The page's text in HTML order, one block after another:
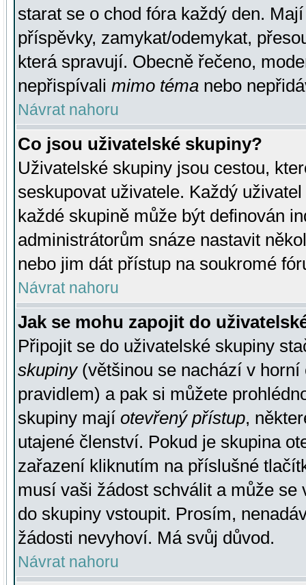
starat se o chod fóra každý den.
příspěvky, zamykat/odemykat,
která spravují. Obecně řečeno,
nepřispívali mimo téma nebo
Návrat nahoru
Co jsou uživatelské skupiny?
Uživatelské skupiny jsou cestou,
seskupovat uživatele. Každý
každé skupině může být definován
administrátorům snáze nastavit
nebo jim dát přístup na soukromé
Návrat nahoru
Jak se mohu zapojit do
Připojit se do uživatelské skupiny
skupiny(většinou se nachází v horní
pravidlem) a pak si můžete
skupiny mají otevřený přístup,
utajené členství. Pokud je skupina
zařazení kliknutím na příslušné
musí vaši žádost schválit a může se
do skupiny vstoupit. Prosím,
žádosti nevyhoví. Má svůj důvod.
Návrat nahoru